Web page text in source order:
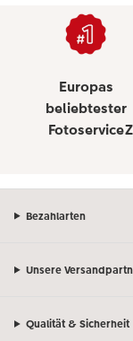
Europas
beliebtester
Fotoservice
Bezahlarten
Unsere
Qualität & Sicherheit